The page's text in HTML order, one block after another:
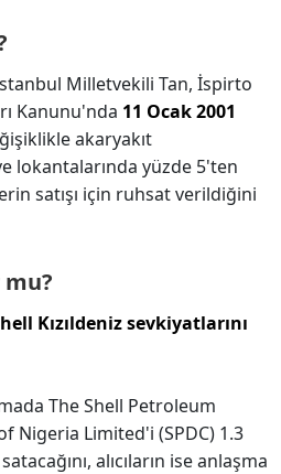
Milletvekili Tan, İspirto
Kanunu'nda 11 Ocak 2001
akaryakıt
lokantalarında yüzde 5'ten
satışı için ruhsat verildiğini
Kızıldeniz sevkiyatlarını
The Shell Petroleum
Nigeria Limited'i (SPDC) 1.3
alıcıların ise anlaşma